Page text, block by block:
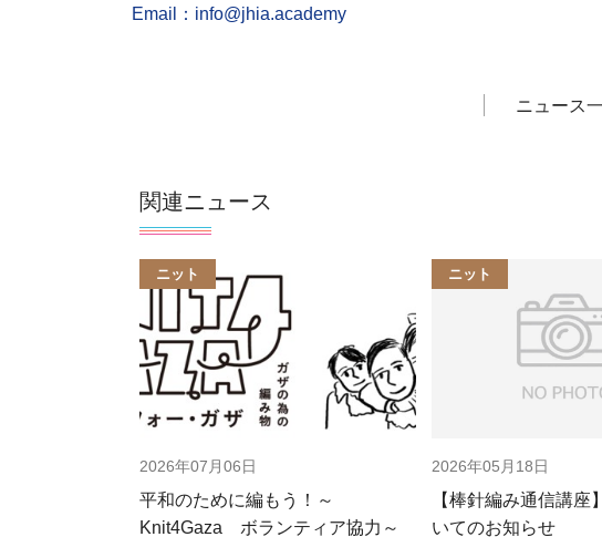
Email： info@jhia.academy
ニュース
関連ニュース
ニット
2026年07月06日
平和のために編もう！～
Knit4Gaza ボランティア協力～
ニット
2026年05月18日
【棒針編み通信講座
いてのお知らせ